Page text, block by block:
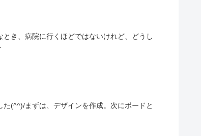
き、病院に行くほどではないけれど、どうし
(^^)/まずは、デザインを作成。次にボードと